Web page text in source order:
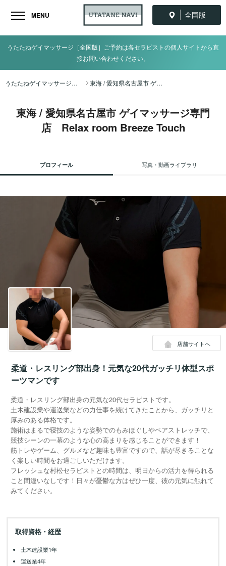
全国版
MENU
うたたねゲイマッサージ［全国版］ご予約は各セラピストの個人サイトから直
接お問い合わせください。
うたたねゲイマッサージ全国ナビ TOP 東海 / 愛知県名古屋市 ゲイマッサージ専門店 Relax room Breeze Touch
東海 / 愛知県名古屋市 ゲイマッサージ専門
店 Relax room Breeze Touch
プロフィール 写真・動画ライブラリ
店舗サイトへ
柔道・レスリング部出身！元気な20代ガッチリ体型スポ
ーツマンです
柔道・レスリング部出身の元気な20代セラピストです。
土木建設業や運送業などの力仕事を続けてきたことから、ガッチリと
厚みのある体格です。
施術はまるで寝技のような姿勢でのもみほぐしやペアストレッチで、
競技シーンの一幕のような心の高まりを感じることができます！
筋トレやゲーム、グルメなど趣味も豊富ですので、話が尽きることな
く楽しい時間をお過ごしいただけます。
フレッシュな村松セラピストとの時間は、明日からの活力を得られる
こと間違いなしです！日々が憂鬱な方はぜひ一度、彼の元気に触れて
みてください。
取得資格・経歴
土木建設業1年
運送業4年